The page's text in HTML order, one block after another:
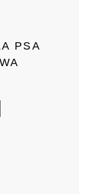
PSA